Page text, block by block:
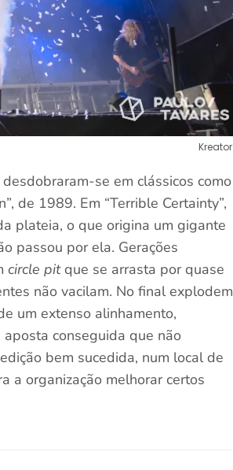
Kreator
se em clássicos como
de 1989. Em “Terrible Certainty”,
plateia, o que origina um gigante
passou por ela. Gerações
circle pitque se arrasta por quase
não vacilam. No final explodem
um extenso alinhamento,
aposta conseguida que não
bem sucedida, num local de
a organização melhorar certos